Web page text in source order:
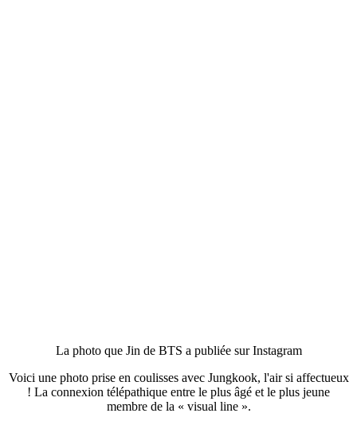
La photo que Jin de BTS a publiée sur Instagram
Voici une photo prise en coulisses avec Jungkook, l'air si affectueux
! La connexion télépathique entre le plus âgé et le plus jeune
membre de la « visual line ».